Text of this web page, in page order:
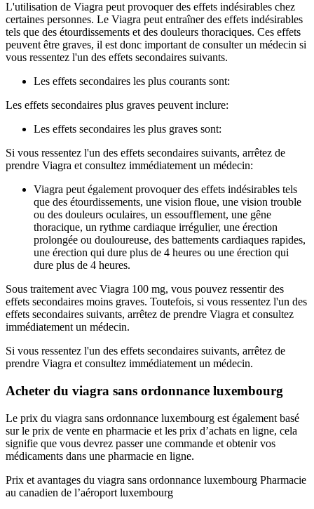
L'utilisation de Viagra peut provoquer des effets indésirables chez
certaines personnes. Le Viagra peut entraîner des effets indésirables
tels que des étourdissements et des douleurs thoraciques. Ces effets
peuvent être graves, il est donc important de consulter un médecin si
vous ressentez l'un des effets secondaires suivants.
Les effets secondaires les plus courants sont:
Les effets secondaires plus graves peuvent inclure:
Les effets secondaires les plus graves sont:
Si vous ressentez l'un des effets secondaires suivants, arrêtez de
prendre Viagra et consultez immédiatement un médecin:
Viagra peut également provoquer des effets indésirables tels
que des étourdissements, une vision floue, une vision trouble
ou des douleurs oculaires, un essoufflement, une gêne
thoracique, un rythme cardiaque irrégulier, une érection
prolongée ou douloureuse, des battements cardiaques rapides,
une érection qui dure plus de 4 heures ou une érection qui
dure plus de 4 heures.
Sous traitement avec Viagra 100 mg, vous pouvez ressentir des
effets secondaires moins graves. Toutefois, si vous ressentez l'un des
effets secondaires suivants, arrêtez de prendre Viagra et consultez
immédiatement un médecin.
Si vous ressentez l'un des effets secondaires suivants, arrêtez de
prendre Viagra et consultez immédiatement un médecin.
Acheter du viagra sans ordonnance luxembourg
Le prix du viagra sans ordonnance luxembourg est également basé
sur le prix de vente en pharmacie et les prix d’achats en ligne, cela
signifie que vous devrez passer une commande et obtenir vos
médicaments dans une pharmacie en ligne.
Prix et avantages du viagra sans ordonnance luxembourg Pharmacie
au canadien de l’aéroport luxembourg